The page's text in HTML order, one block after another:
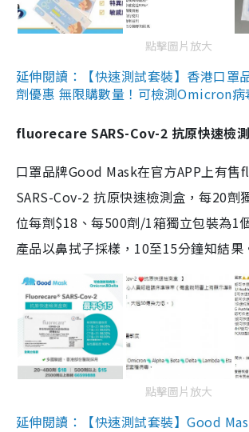
點擊圖片放大
延伸閱讀：【快速測試套裝】香港口罩
劑優惠 無限購數量！可檢測Omicron病
fluorecare SARS-Cov-2 抗原快速檢
口罩品牌Good Mask在官方APP上有
SARS-Cov-2 抗原快速檢測盒，每20劑
位每劑$18、每500劑/1箱獨立包裝為1
產品以鼻拭子採樣，10至15分鐘知結果
點擊圖片放大
延伸閱讀：【快速測試套裝】Good